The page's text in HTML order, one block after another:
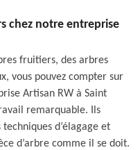
chez notre entreprise
fruitiers, des arbres
vous pouvez compter sur
Artisan RW à Saint
remarquable. Ils
d’élagage et
d’arbre comme il se doit.